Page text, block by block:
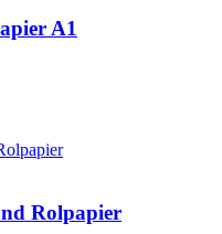
A1
Rolpapier